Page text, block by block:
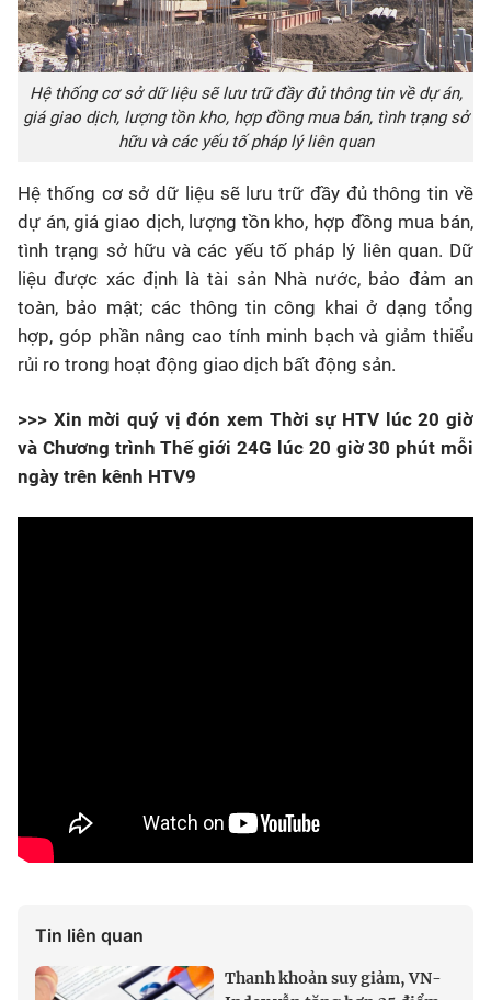
Hệ thống cơ sở dữ liệu sẽ lưu trữ đầy đủ thông tin về dự án,
giá giao dịch, lượng tồn kho, hợp đồng mua bán, tình trạng sở
hữu và các yếu tố pháp lý liên quan
Hệ thống cơ sở dữ liệu sẽ lưu trữ đầy đủ thông tin về
dự án, giá giao dịch, lượng tồn kho, hợp đồng mua bán,
tình trạng sở hữu và các yếu tố pháp lý liên quan. Dữ
liệu được xác định là tài sản Nhà nước, bảo đảm an
toàn, bảo mật; các thông tin công khai ở dạng tổng
hợp, góp phần nâng cao tính minh bạch và giảm thiểu
rủi ro trong hoạt động giao dịch bất động sản.
>>> Xin mời quý vị đón xem Thời sự HTV lúc 20 giờ
và Chương trình Thế giới 24G lúc 20 giờ 30 phút mỗi
ngày trên kênh HTV9
Tin liên quan
Thanh khoản suy giảm, VN-